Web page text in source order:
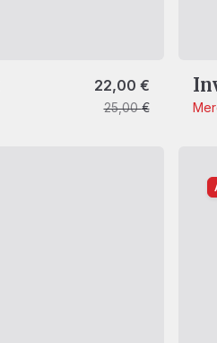
25,00€
Ursprünglicher Preis war:
22,00 €
Aktueller Preis ist: 22,00 €.